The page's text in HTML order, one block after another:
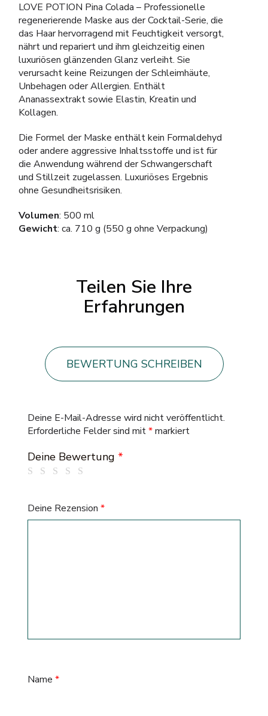
LOVE POTION Pina Colada – Professionelle
regenerierende Maske aus der Cocktail-Serie, die
das Haar hervorragend mit Feuchtigkeit versorgt,
nährt und repariert und ihm gleichzeitig einen
luxuriösen glänzenden Glanz verleiht. Sie
verursacht keine Reizungen der Schleimhäute,
Unbehagen oder Allergien. Enthält
Ananassextrakt sowie Elastin, Kreatin und
Kollagen.
Die Formel der Maske enthält kein Formaldehyd
oder andere aggressive Inhaltsstoffe und ist für
die Anwendung während der Schwangerschaft
und Stillzeit zugelassen. Luxuriöses Ergebnis
ohne Gesundheitsrisiken.
Volumen: 500 ml
Gewicht: ca. 710 g (550 g ohne Verpackung)
Teilen Sie Ihre
Erfahrungen
BEWERTUNG SCHREIBEN
Deine E-Mail-Adresse wird nicht veröffentlicht.
Erforderliche Felder sind mit*markiert
Deine Bewertung *
Deine Rezension *
Name *